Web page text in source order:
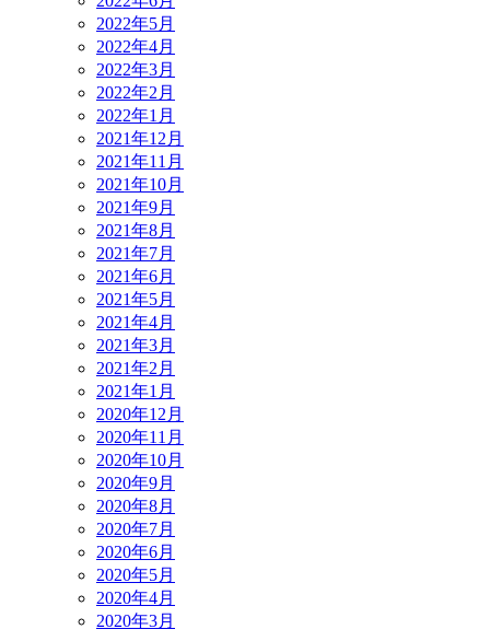
2022年5月
2022年4月
2022年3月
2022年2月
2022年1月
2021年12月
2021年11月
2021年10月
2021年9月
2021年8月
2021年7月
2021年6月
2021年5月
2021年4月
2021年3月
2021年2月
2021年1月
2020年12月
2020年11月
2020年10月
2020年9月
2020年8月
2020年7月
2020年6月
2020年5月
2020年4月
2020年3月